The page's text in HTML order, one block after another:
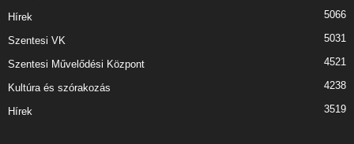
Hírek 5066
Szentesi VK 5031
Szentesi Művelődési Központ 4521
Kultúra és szórakozás 4238
Hírek 3519